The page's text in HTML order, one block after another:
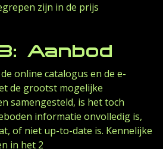
zijn in de prijs
Aanbod
online catalogus en de e-
de grootst mogelijke
samengesteld, is het toch
informatie onvolledig is,
of niet up-to-date is. Kennelijke
in het 2